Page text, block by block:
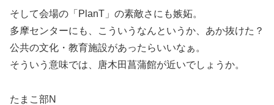
そして会場の「PlanT」の素敵さにも嫉妬。
多摩センターにも、こういうなんというか、あか抜けた？
公共の文化・教育施設があったらいいなぁ。
そういう意味では、唐木田菖蒲館が近いでしょうか。
たまこ部N